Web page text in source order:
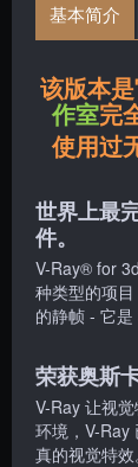
基本简介
该版本
作室完
使用过
世界上最
件。
V-Ray® for
种类型的项
的静帧 - 它是
荣获奥斯
V-Ray 让视
环境，V-Ray
真的视觉特效